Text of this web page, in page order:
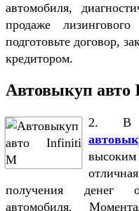
автомобиля,
продаже
подготовьте договор,
кредитором.
Автовыкуп
2. В
получения денег
автомобиля.